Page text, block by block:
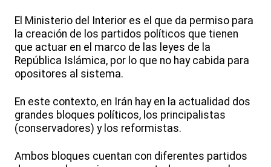
El Ministerio del Interior es el que da permiso para
la creación de los partidos políticos que tienen
que actuar en el marco de las leyes de la
República Islámica, por lo que no hay cabida para
opositores al sistema.
En este contexto, en Irán hay en la actualidad dos
grandes bloques políticos, los principalistas
(conservadores) y los reformistas.
Ambos bloques cuentan con diferentes partidos